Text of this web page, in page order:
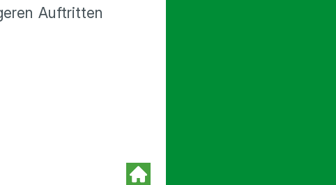
Auftritten